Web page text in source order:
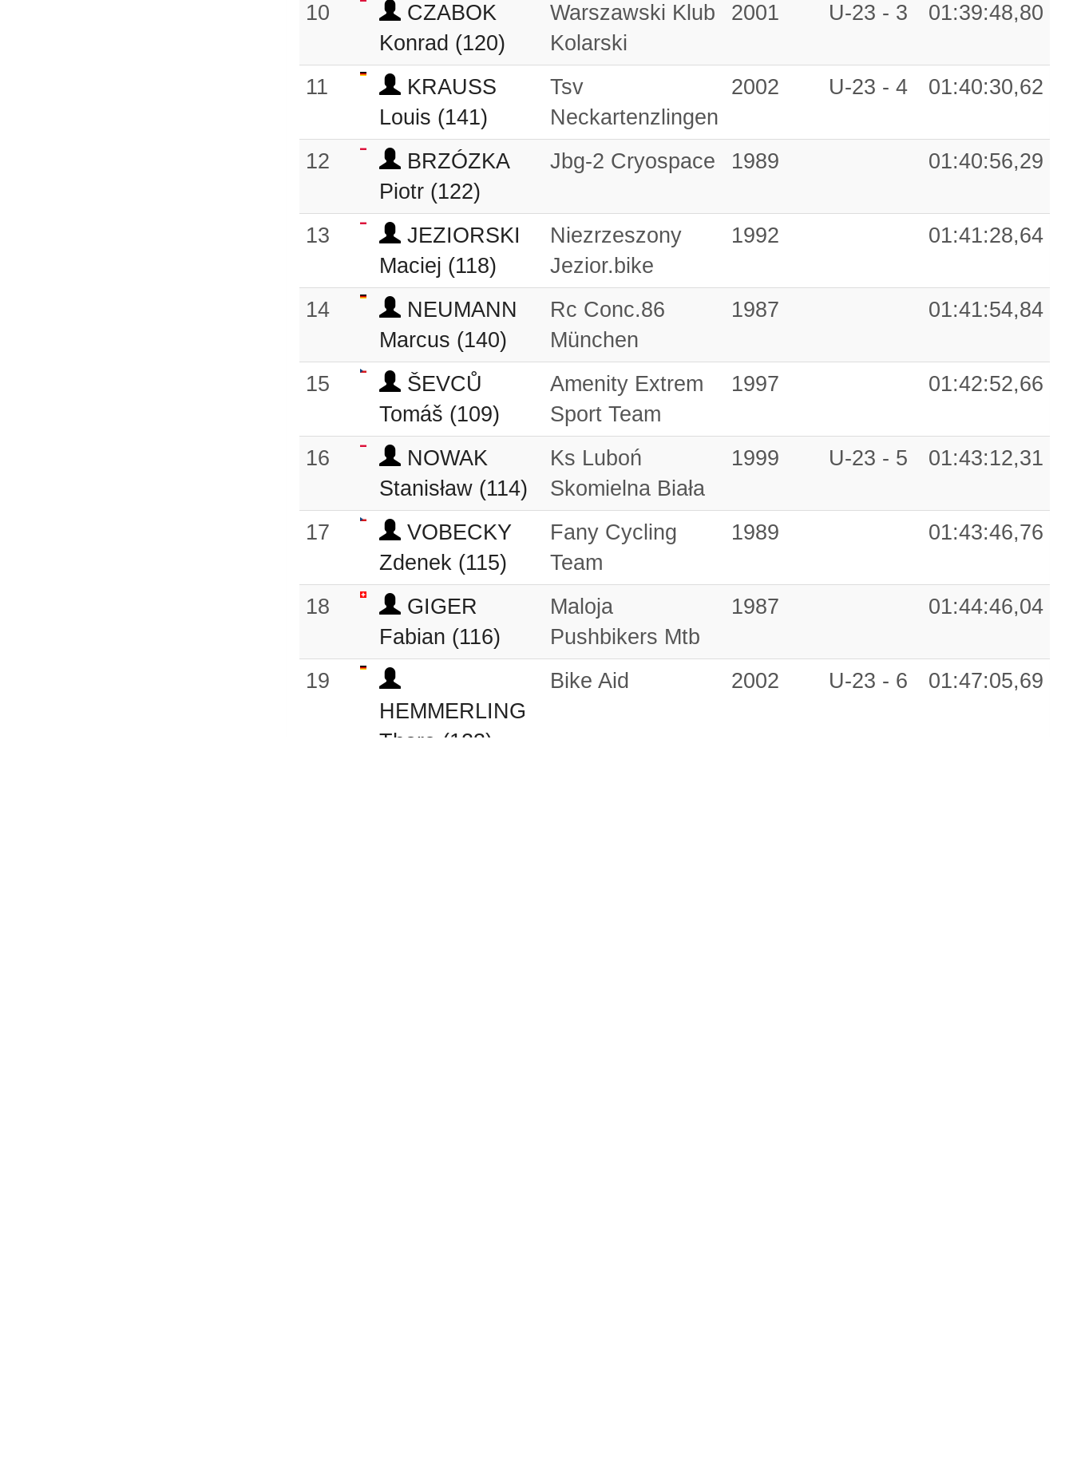
10
CZABOK
Konrad (120)
Warszawski Klub
Kolarski
2001 U-23 - 3 01:39:48,80
11
KRAUSS
Louis (141)
Tsv
Neckartenzlingen
2002 U-23 - 4 01:40:30,62
12
BRZÓZKA
Piotr (122)
Jbg-2 Cryospace 1989 01:40:56,29
13
JEZIORSKI
Maciej (118)
Niezrzeszony
Jezior.bike
1992 01:41:28,64
14
NEUMANN
Marcus (140)
Rc Conc.86
München
1987 01:41:54,84
15
ŠEVCŮ
Tomáš (109)
Amenity Extrem
Sport Team
1997 01:42:52,66
16
NOWAK
Stanisław (114)
Ks Luboń
Skomielna Biała
1999 U-23 - 5 01:43:12,31
17
VOBECKY
Zdenek (115)
Fany Cycling
Team
1989 01:43:46,76
18
GIGER
Fabian (116)
Maloja
Pushbikers Mtb
1987 01:44:46,04
19
HEMMERLING
Thore (123)
Bike Aid 2002 U-23 - 6 01:47:05,69